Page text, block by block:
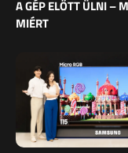
A GÉP ELŐTT ÜLNI –
MIÉRT